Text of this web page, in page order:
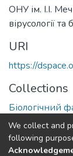
ОНУ ім. І.І.
вірусології
URI
https://
Collections
Біологічний
Full item
We collect and
following